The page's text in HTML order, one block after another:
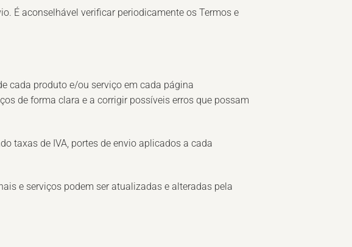
É aconselhável verificar periodicamente os Termos e
cada produto e/ou serviço em cada página
de forma clara e a corrigir possíveis erros que possam
taxas de IVA, portes de envio aplicados a cada
e serviços podem ser atualizadas e alteradas pela